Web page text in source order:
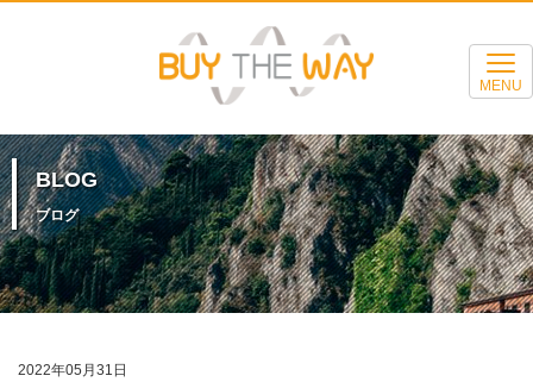
MENU
BLOG
ブログ
2022年05月31日